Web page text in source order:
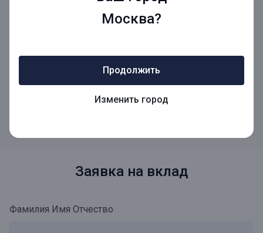
Москва?
Продолжить
Изменить город
или депозитах, являются застрахованными
Заявка на вклад
Фамилия Имя Отчество